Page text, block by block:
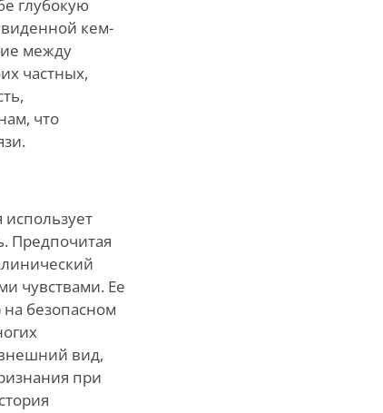
глубокую
кем-
между
частных,
что
Предпочитая
чувствами. Ее
безопасном
вид,
при